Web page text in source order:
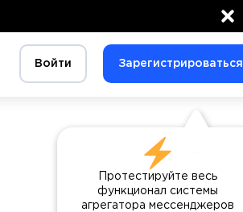
×
Войти Зарегистрироваться
Протестируйте весь
функционал системы
агрегатора мессенджеров